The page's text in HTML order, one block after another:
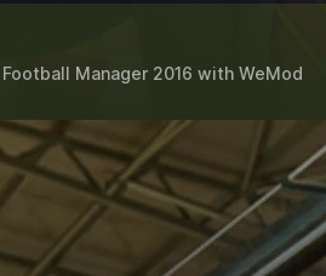
Football Manager 2016 with WeMod